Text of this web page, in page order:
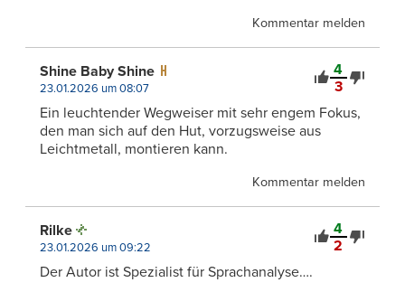
Kommentar melden
4
3
Shine Baby Shine
23.01.2026 um 08:07
Ein leuchtender Wegweiser mit sehr engem Fokus,
den man sich auf den Hut, vorzugsweise aus
Leichtmetall, montieren kann.
Kommentar melden
4
2
Rilke
23.01.2026 um 09:22
Der Autor ist Spezialist für Sprachanalyse….